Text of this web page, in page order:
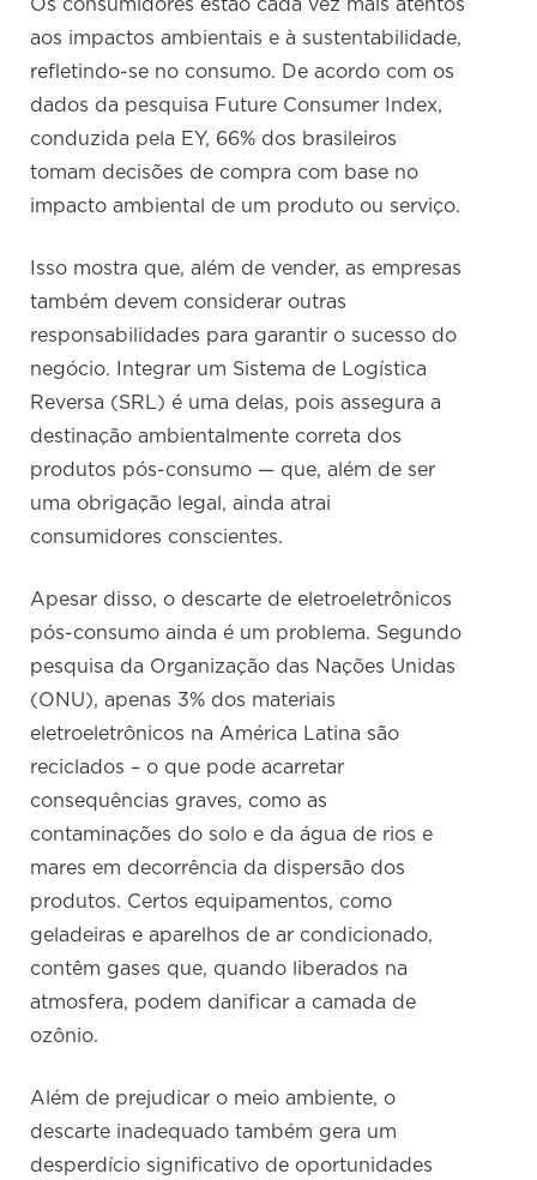
Os consumidores estão cada vez mais atentos
aos impactos ambientais e à sustentabilidade,
refletindo-se no consumo. De acordo com os
dados da pesquisa Future Consumer Index,
conduzida pela EY, 66% dos brasileiros
tomam decisões de compra com base no
impacto ambiental de um produto ou serviço.
Isso mostra que, além de vender, as empresas
também devem considerar outras
responsabilidades para garantir o sucesso do
negócio. Integrar um Sistema de Logística
Reversa (SRL) é uma delas, pois assegura a
destinação ambientalmente correta dos
produtos pós-consumo — que, além de ser
uma obrigação legal, ainda atrai
consumidores conscientes.
Apesar disso, o descarte de eletroeletrônicos
pós-consumo ainda é um problema. Segundo
pesquisa da Organização das Nações Unidas
(ONU), apenas 3% dos materiais
eletroeletrônicos na América Latina são
reciclados – o que pode acarretar
consequências graves, como as
contaminações do solo e da água de rios e
mares em decorrência da dispersão dos
produtos. Certos equipamentos, como
geladeiras e aparelhos de ar condicionado,
contêm gases que, quando liberados na
atmosfera, podem danificar a camada de
ozônio.
Além de prejudicar o meio ambiente, o
descarte inadequado também gera um
desperdício significativo de oportunidades